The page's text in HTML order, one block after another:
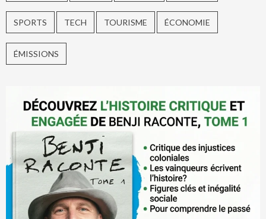
SPORTS TECH TOURISME ÉCONOMIE
ÉMISSIONS